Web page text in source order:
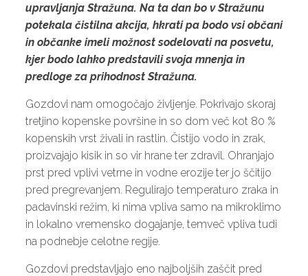
upravljanja Stražuna. Na ta dan bo v Stražunu
potekala čistilna akcija, hkrati pa bodo vsi občani
in občanke imeli možnost sodelovati na posvetu,
kjer bodo lahko predstavili svoja mnenja in
predloge za prihodnost Stražuna.
Gozdovi nam omogočajo življenje. Pokrivajo skoraj
tretjino kopenske površine in so dom več kot 80 %
kopenskih vrst živali in rastlin. Čistijo vodo in zrak,
proizvajajo kisik in so vir hrane ter zdravil. Ohranjajo
prst pred vplivi vetrne in vodne erozije ter jo ščitijo
pred pregrevanjem. Regulirajo temperaturo zraka in
padavinski režim, ki nima vpliva samo na mikroklimo
in lokalno vremensko dogajanje, temveč vpliva tudi
na podnebje celotne regije.
Gozdovi predstavljajo eno najboljših zaščit pred